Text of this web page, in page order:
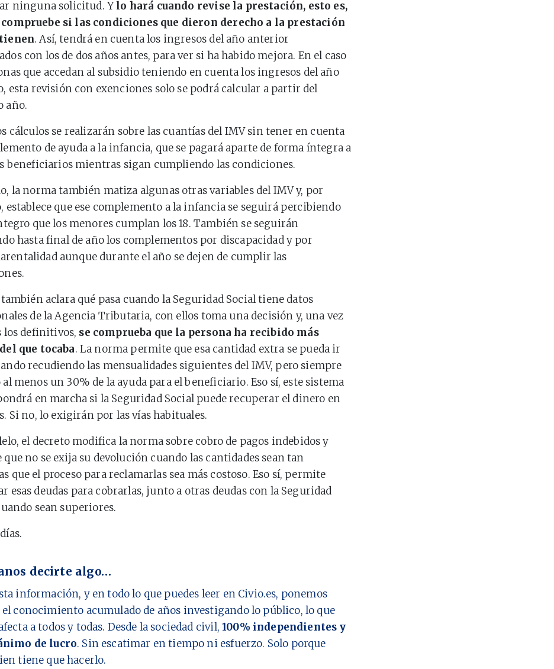
ninguna solicitud. Ylo hará cuando revise la prestación, esto es,
compruebe si las condiciones que dieron derecho a la prestación
. Así, tendrá en cuenta los ingresos del año anterior
con los de dos años antes, para ver si ha habido mejora. En el caso
que accedan al subsidio teniendo en cuenta los ingresos del año
esta revisión con exenciones solo se podrá calcular a partir del
año.
cálculos se realizarán sobre las cuantías del IMV sin tener en cuenta
de ayuda a la infancia, que se pagará aparte de forma íntegra a
beneficiarios mientras sigan cumpliendo las condiciones.
la norma también matiza algunas otras variables del IMV y, por
establece que ese complemento a la infancia se seguirá percibiendo
que los menores cumplan los 18. También se seguirán
hasta final de año los complementos por discapacidad y por
aunque durante el año se dejen de cumplir las
aclara qué pasa cuando la Seguridad Social tiene datos
de la Agencia Tributaria, con ellos toma una decisión y, una vez
los definitivos, se comprueba que la persona ha recibido más
que tocaba. La norma permite que esa cantidad extra se pueda ir
recudiendo las mensualidades siguientes del IMV, pero siempre
al menos un 30% de la ayuda para el beneficiario. Eso sí, este sistema
en marcha si la Seguridad Social puede recuperar el dinero en
Si no, lo exigirán por las vías habituales.
el decreto modifica la norma sobre cobro de pagos indebidos y
no se exija su devolución cuando las cantidades sean tan
que el proceso para reclamarlas sea más costoso. Eso sí, permite
esas deudas para cobrarlas, junto a otras deudas con la Seguridad
sean superiores.
decirte algo…
información, y en todo lo que puedes leer en Civio.es, ponemos
conocimiento acumulado de años investigando lo público, lo que
a todos y todas. Desde la sociedad civil,100% independientes y
de lucro. Sin escatimar en tiempo ni esfuerzo. Solo porque
tiene que hacerlo.